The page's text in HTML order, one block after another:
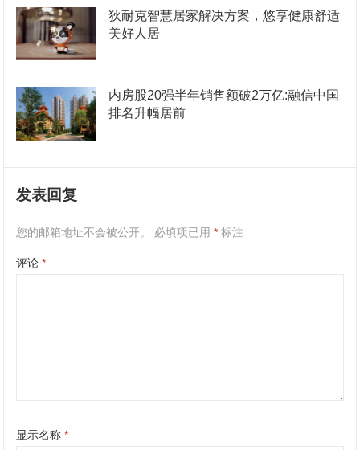
狄耐克智慧居家解决方案，悠享健康舒适
美好人居
内房股20强半年销售额破2万亿:融信中国
排名升幅居前
发表回复
您的邮箱地址不会被公开。 必填项已用* 标注
评论*
显示名称*